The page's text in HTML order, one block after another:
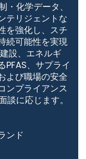
・化学データ、
テリジェントな
を強化し、スチ
続可能性を実現
設、エネルギ
PFAS、サプライ
よび職場の安全
ンプライアンス
談に応じます。
ンド